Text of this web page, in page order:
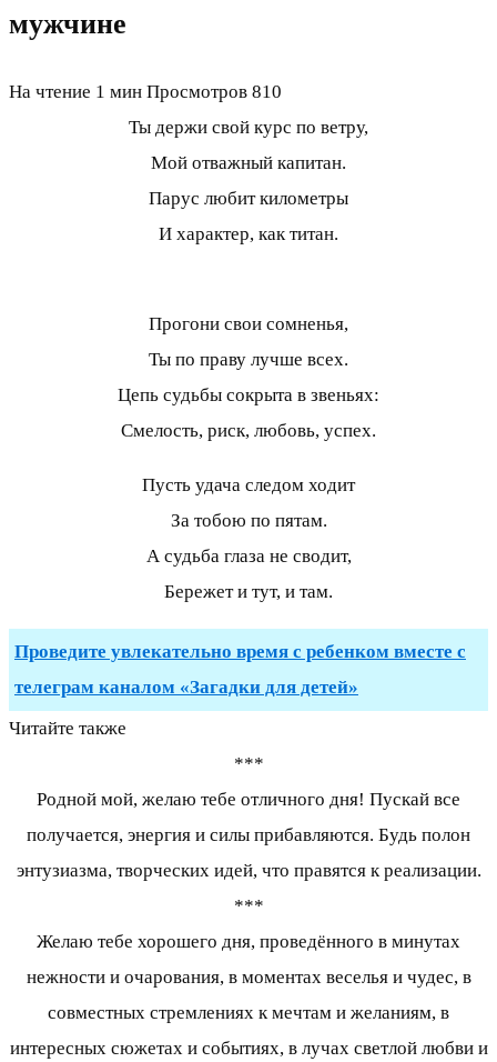
мужчине
На чтение 1 мин Просмотров 810
Ты держи свой курс по ветру,
Мой отважный капитан.
Парус любит километры
И характер, как титан.
Прогони свои сомненья,
Ты по праву лучше всех.
Цепь судьбы сокрыта в звеньях:
Смелость, риск, любовь, успех.
Пусть удача следом ходит
За тобою по пятам.
А судьба глаза не сводит,
Бережет и тут, и там.
Проведите увлекательно время с ребенком вместе с
телеграм каналом «Загадки для детей»
Читайте также
***
Родной мой, желаю тебе отличного дня! Пускай все
получается, энергия и силы прибавляются. Будь полон
энтузиазма, творческих идей, что правятся к реализации.
***
Желаю тебе хорошего дня, проведённого в минутах
нежности и очарования, в моментах веселья и чудес, в
совместных стремлениях к мечтам и желаниям, в
интересных сюжетах и событиях, в лучах светлой любви и